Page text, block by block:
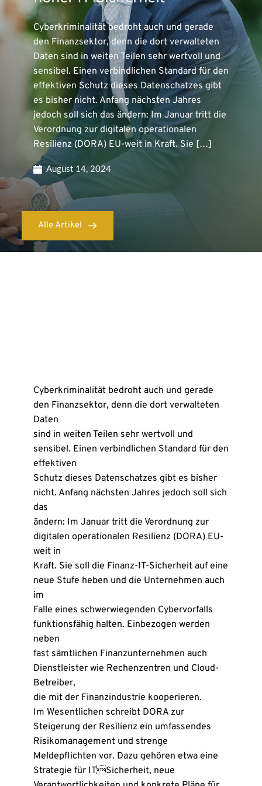
Cyberkriminalität bedroht auch und gerade
den Finanzsektor, denn die dort verwalteten
Daten sind in weiten Teilen sehr wertvoll und
sensibel. Einen verbindlichen Standard für den
effektiven Schutz dieses Datenschatzes gibt
es bisher nicht. Anfang nächsten Jahres
jedoch soll sich das ändern: Im Januar tritt die
Verordnung zur digitalen operationalen
Resilienz (DORA) EU-weit in Kraft. Sie […]
August 14, 2024
Alle Artikel
Cyberkriminalität bedroht auch und gerade
den Finanzsektor, denn die dort verwalteten
Daten
sind in weiten Teilen sehr wertvoll und
sensibel. Einen verbindlichen Standard für den
effektiven
Schutz dieses Datenschatzes gibt es bisher
nicht. Anfang nächsten Jahres jedoch soll sich
das
ändern: Im Januar tritt die Verordnung zur
digitalen operationalen Resilienz (DORA) EU-
weit in
Kraft. Sie soll die Finanz-IT-Sicherheit auf eine
neue Stufe heben und die Unternehmen auch
im
Falle eines schwerwiegenden Cybervorfalls
funktionsfähig halten. Einbezogen werden
neben
fast sämtlichen Finanzunternehmen auch
Dienstleister wie Rechenzentren und Cloud-
Betreiber,
die mit der Finanzindustrie kooperieren.
Im Wesentlichen schreibt DORA zur
Steigerung der Resilienz ein umfassendes
Risikomanagement und strenge
Meldepflichten vor. Dazu gehören etwa eine
Strategie für ITSicherheit, neue